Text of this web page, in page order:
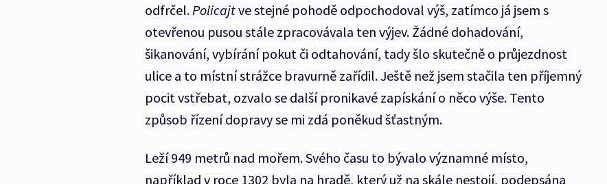
odfrčel. Policajtve stejné pohodě odpochodoval výš, zatímco já jsem s
otevřenou pusou stále zpracovávala ten výjev. Žádné dohadování,
šikanování, vybírání pokut či odtahování, tady šlo skutečně o průjezdnost
ulice a to místní strážce bravurně zařídil. Ještě než jsem stačila ten příjemný
pocit vstřebat, ozvalo se další pronikavé zapískání o něco výše. Tento
způsob řízení dopravy se mi zdá poněkud šťastným.
Leží 949 metrů nad mořem. Svého času to bývalo významné místo,
například v roce 1302 byla na hradě, který už na skále nestojí, podepsána